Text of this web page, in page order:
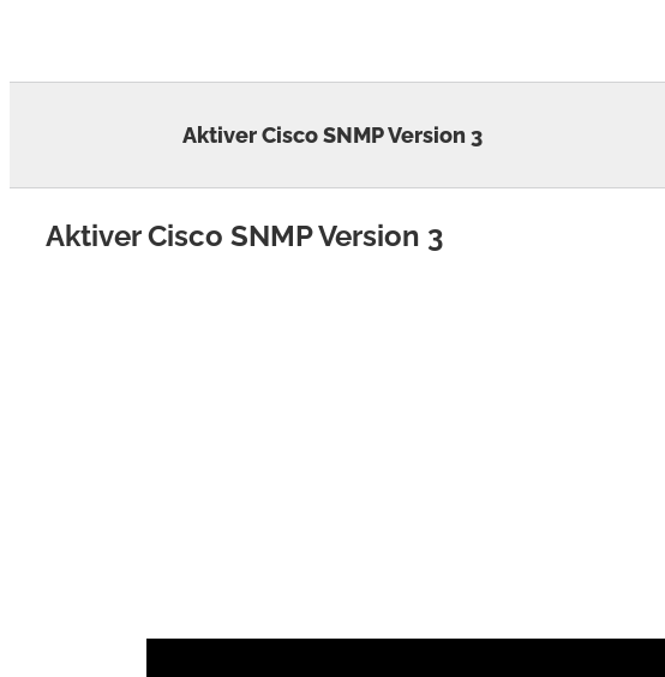
Aktiver Cisco SNMP Version 3
Aktiver Cisco SNMP Version 3